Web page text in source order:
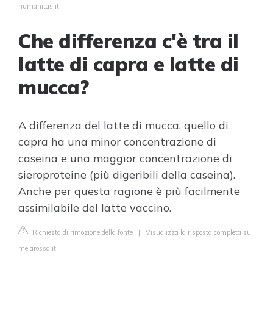
humanitas.it
Che differenza c'è tra il
latte di capra e latte di
mucca?
A differenza del latte di mucca, quello di
capra ha una minor concentrazione di
caseina e una maggior concentrazione di
sieroproteine (più digeribili della caseina).
Anche per questa ragione è più facilmente
assimilabile del latte vaccino.
Richiesta di rimozione della fonte | Visualizza la risposta completa su
melarossa.it